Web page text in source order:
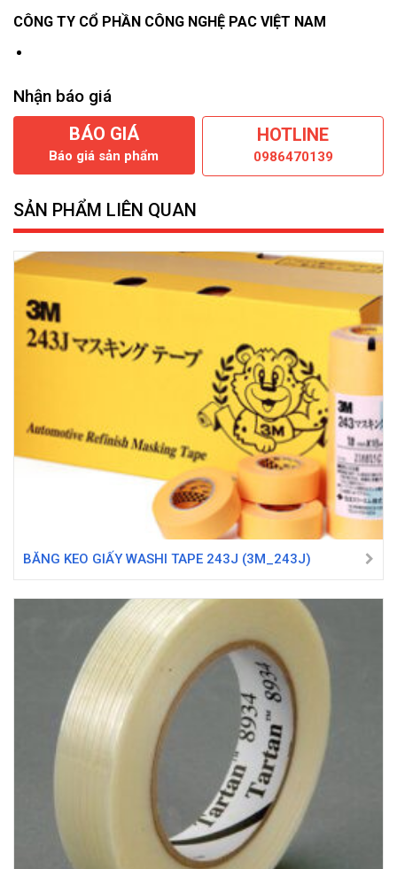
CÔNG TY CỔ PHẦN CÔNG NGHỆ PAC VIỆT NAM
Nhận báo giá
BÁO GIÁ
Báo giá sản phẩm
HOTLINE
0986470139
SẢN PHẨM LIÊN QUAN
BĂNG KEO GIẤY WASHI TAPE 243J (3M_243J)